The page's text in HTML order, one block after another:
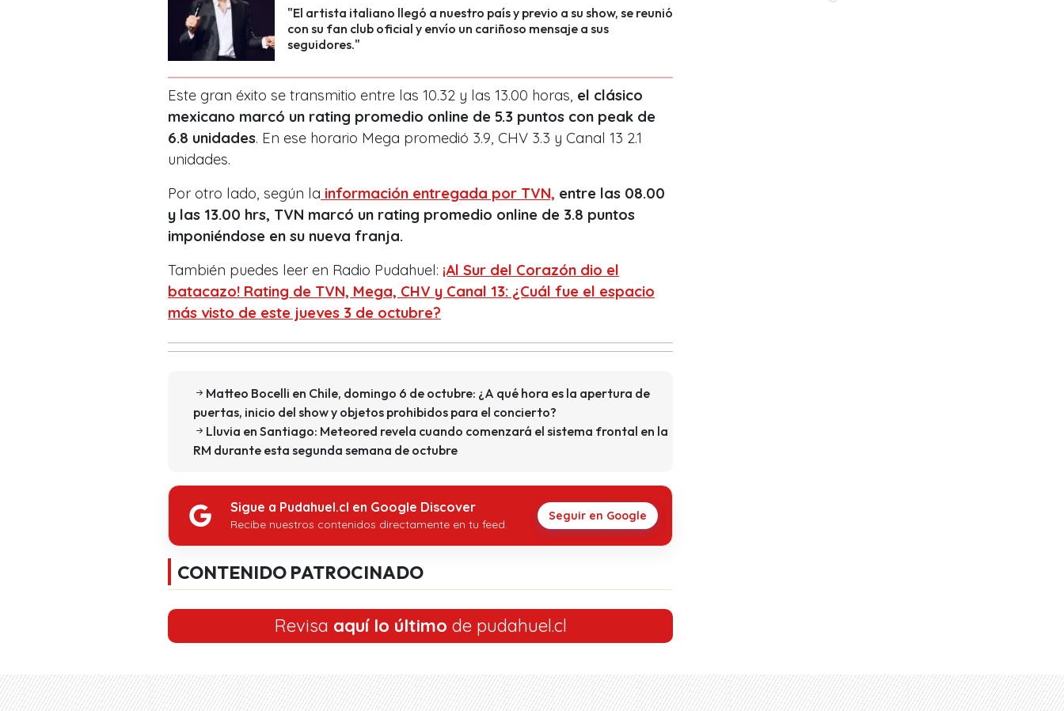
"El artista italiano llegó a nuestro país y previo a su show, se reunió
con su fan club oficial y envío un cariñoso mensaje a sus
seguidores."
Este gran éxito se transmitio entre las 10.32 y las 13.00 horas, el clásico
mexicano marcó un rating promedio online de 5.3 puntos con peak de
6.8 unidades. En ese horario Mega promedió 3.9, CHV 3.3 y Canal 13 2.1
unidades.
Por otro lado, según la información entregada por TVN, entre las 08.00
y las 13.00 hrs, TVN marcó un rating promedio online de 3.8 puntos
imponiéndose en su nueva franja.
También puedes leer en Radio Pudahuel: ¡Al Sur del Corazón dio el
batacazo! Rating de TVN, Mega, CHV y Canal 13: ¿Cuál fue el espacio
más visto de este jueves 3 de octubre?
Matteo Bocelli en Chile, domingo 6 de octubre: ¿A qué hora es la apertura de
puertas, inicio del show y objetos prohibidos para el concierto?
Lluvia en Santiago: Meteored revela cuando comenzará el sistema frontal en la
RM durante esta segunda semana de octubre
Sigue a Pudahuel.cl en Google Discover
Recibe nuestros contenidos directamente en tu feed.
Seguir en Google
CONTENIDO PATROCINADO
Revisa aquí lo último de pudahuel.cl